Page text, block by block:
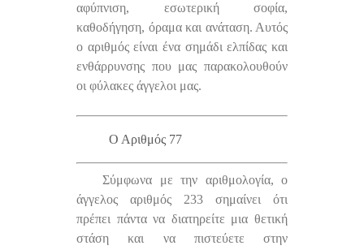
αφύπνιση, εσωτερική σοφία,
καθοδήγηση, όραμα και ανάταση. Αυτός
ο αριθμός είναι ένα σημάδι ελπίδας και
ενθάρρυνσης που μας παρακολουθούν
οι φύλακες άγγελοι μας.
Ο Αριθμός 77
Σύμφωνα με την αριθμολογία, ο
άγγελος αριθμός 233 σημαίνει ότι
πρέπει πάντα να διατηρείτε μια θετική
στάση και να πιστεύετε στην